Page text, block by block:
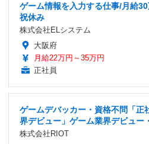
ゲーム情報を入力する仕事/月給
祝休み
株式会社ELシステム
大阪府
月給22万円～35万円
正社員
ゲームデバッカー・資格不問「正
界デビュー」ゲーム業界デビュー
株式会社RIOT